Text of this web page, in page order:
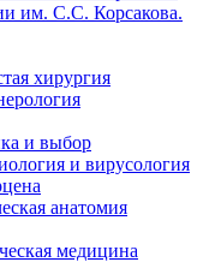
им. С.С. Корсакова.
хирургия
и выбор
и вирусология
анатомия
медицина